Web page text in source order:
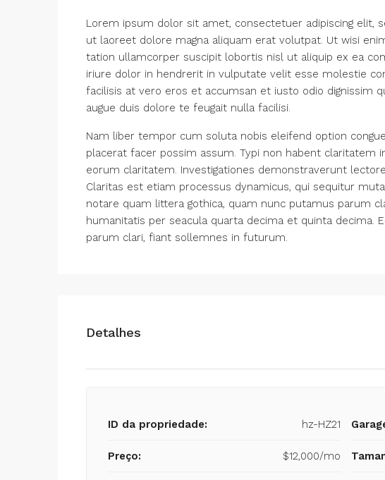
Lorem ipsum dolor sit amet, consectetuer adipiscing elit,
ut laoreet dolore magna aliquam erat volutpat. Ut wisi
tation ullamcorper suscipit lobortis nisl ut aliquip ex ea
iriure dolor in hendrerit in vulputate velit esse molestie
facilisis at vero eros et accumsan et iusto odio dignissim
augue duis dolore te feugait nulla facilisi.
Nam liber tempor cum soluta nobis eleifend option
placerat facer possim assum. Typi non habent claritatem
eorum claritatem. Investigationes demonstraverunt
Claritas est etiam processus dynamicus, qui sequitur
notare quam littera gothica, quam nunc putamus parum
humanitatis per seacula quarta decima et quinta decima.
parum clari, fiant sollemnes in futurum.
Detalhes
ID da propriedade: hz-HZ21
Preço: $12,000/mo